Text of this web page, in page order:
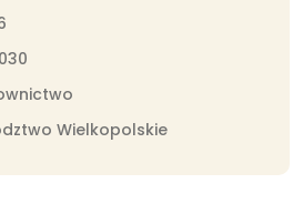
Wielkopolskie